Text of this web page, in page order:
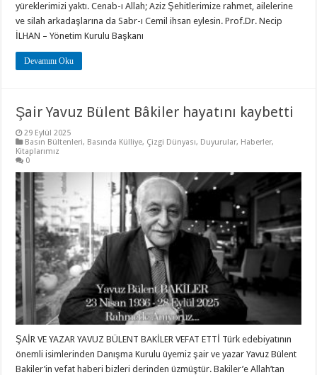
yüreklerimizi yaktı. Cenab-ı Allah; Aziz Şehitlerimize rahmet, ailelerine
ve silah arkadaşlarına da Sabr-ı Cemil ihsan eylesin. Prof.Dr. Necip
İLHAN – Yönetim Kurulu Başkanı
Devamını Oku
Şair Yavuz Bülent Bâkiler hayatını kaybetti
29 Eylül 2025
Basın Bültenleri, Basında Külliye, Çizgi Dünyası, Duyurular, Haberler,
Kitaplarımız
0
ŞAİR VE YAZAR YAVUZ BÜLENT BAKİLER VEFAT ETTİ Türk edebiyatının
önemli isimlerinden Danışma Kurulu üyemiz şair ve yazar Yavuz Bülent
Bakiler’in vefat haberi bizleri derinden üzmüştür. Bakiler’e Allah’tan